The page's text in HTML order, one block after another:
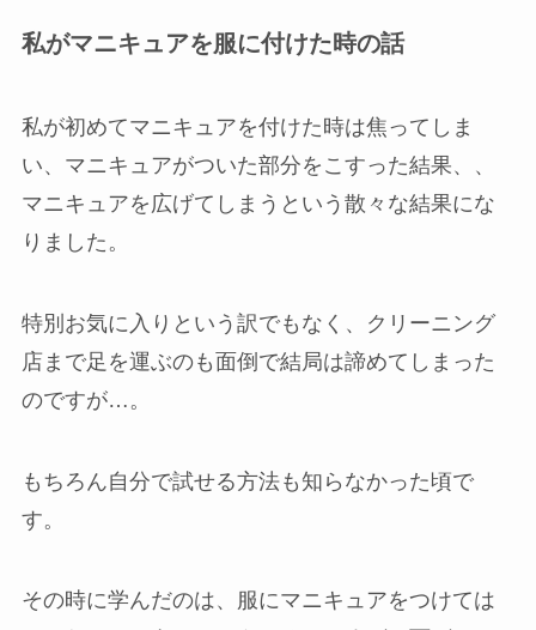
私がマニキュアを服に付けた時の話
私が初めてマニキュアを付けた時は焦ってしま
い、マニキュアがついた部分をこすった結果、、
マニキュアを広げてしまうという散々な結果にな
りました。
特別お気に入りという訳でもなく、クリーニング
店まで足を運ぶのも面倒で結局は諦めてしまった
のですが…。
もちろん自分で試せる方法も知らなかった頃で
す。
その時に学んだのは、服にマニキュアをつけては